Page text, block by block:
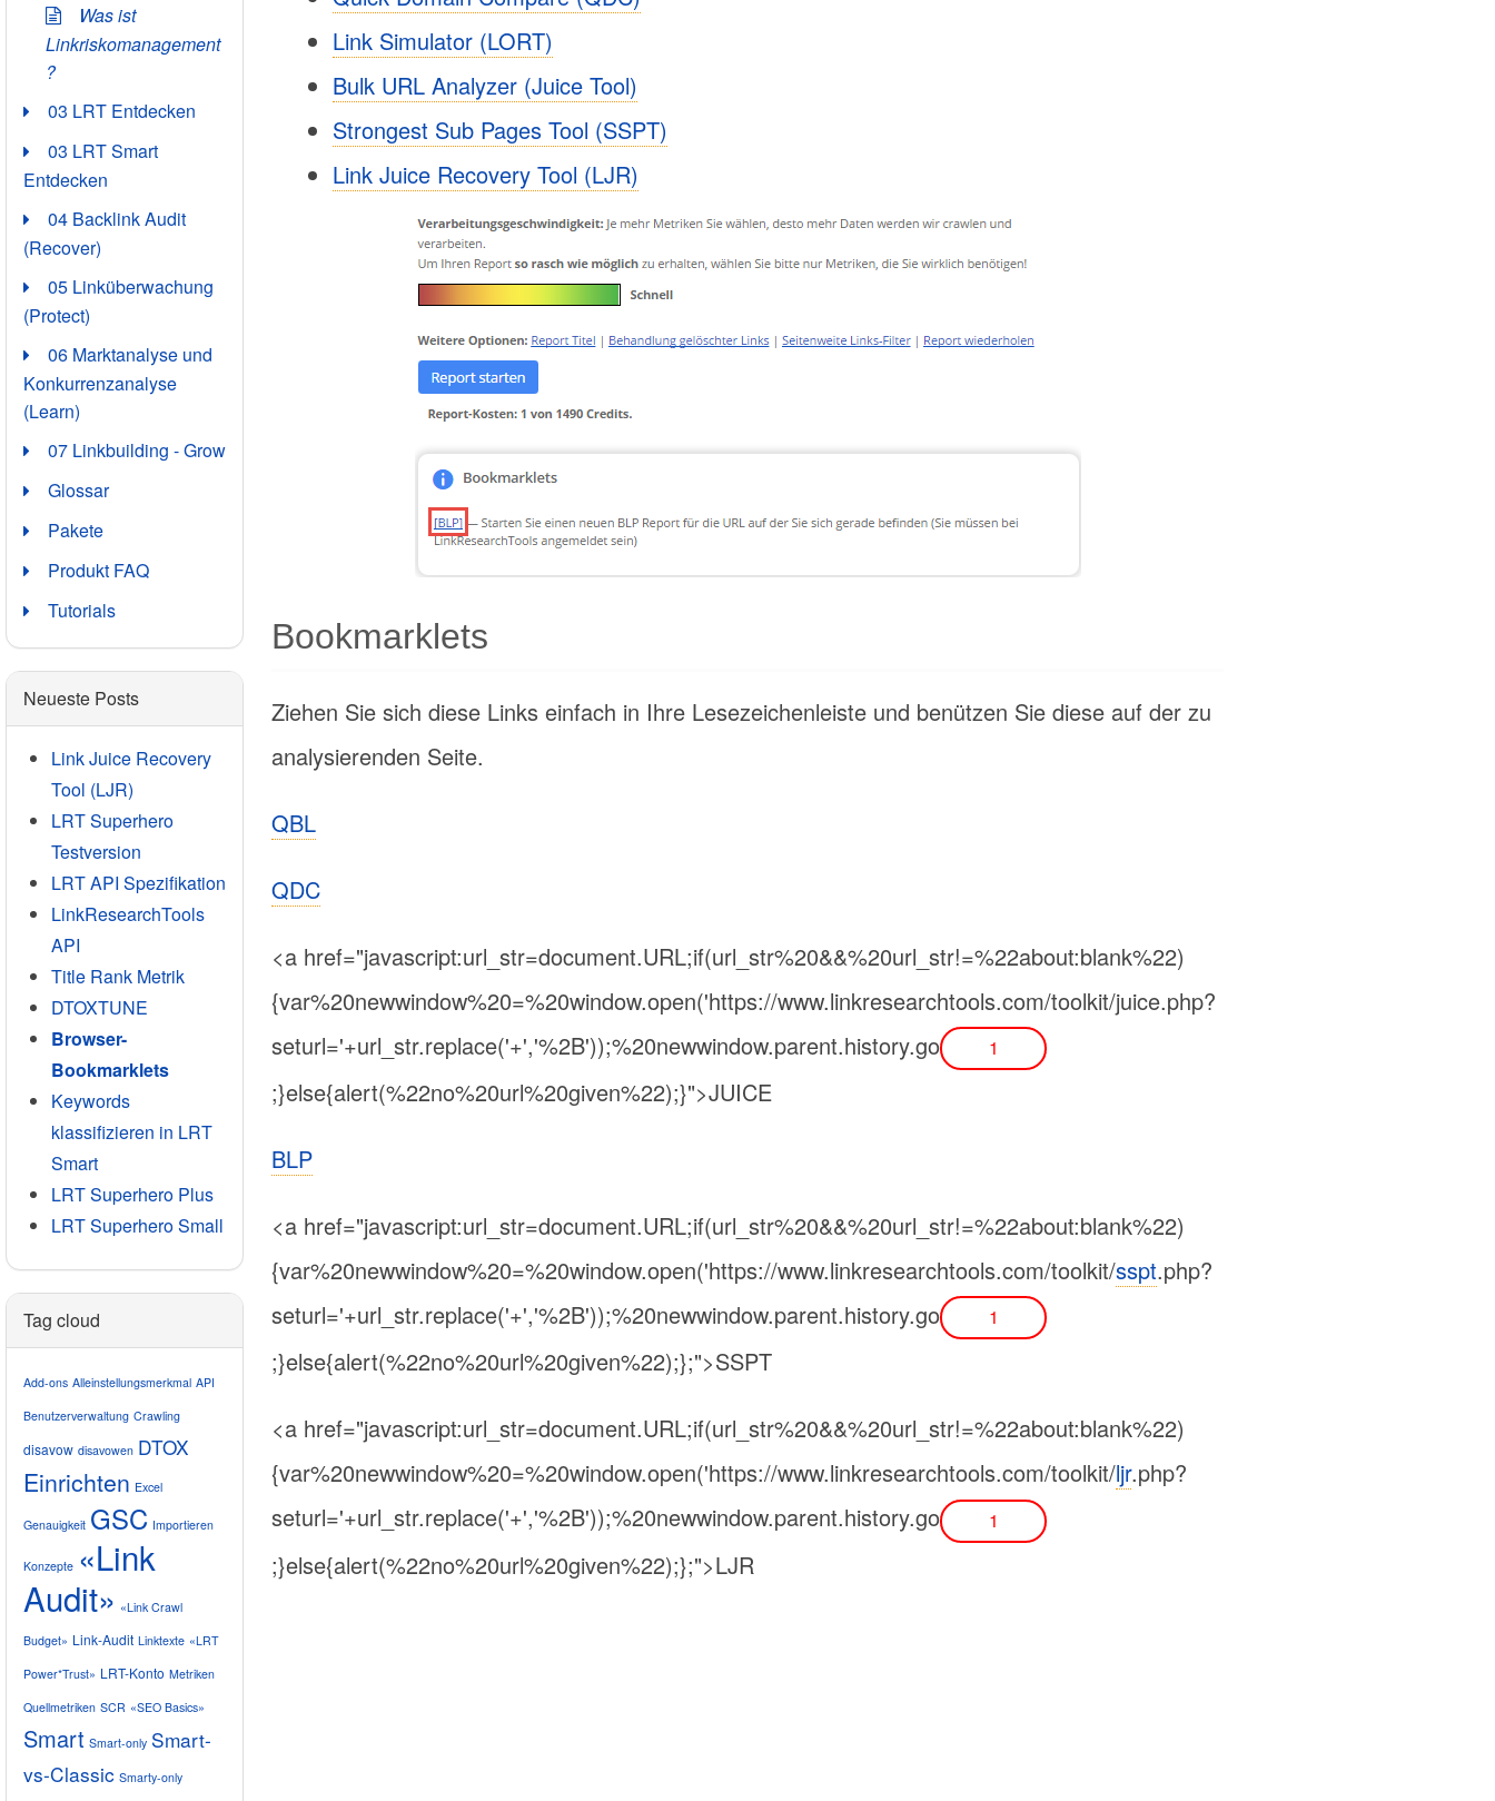
Link Simulator (LORT)
Bulk URL Analyzer (Juice Tool)
Strongest Sub Pages Tool (SSPT)
Link Juice Recovery Tool (LJR)
Bookmarklets
Ziehen Sie sich diese Links einfach in Ihre Lesezeichenleiste und benützen Sie diese auf der zu
analysierenden Seite.
QBL
QDC
<a href="javascript:url_str=document.URL;if(url_str%20&&%20url_str!=%22about:blank%22)
{var%20newwindow%20=%20window.open('https://www.linkresearchtools.com/toolkit/juice.php?
seturl='+url_str.replace('+','%2B'));%20newwindow.parent.history.go
1
;}else{alert(%22no%20url%20given%22);}">JUICE
BLP
<a href="javascript:url_str=document.URL;if(url_str%20&&%20url_str!=%22about:blank%22)
{var%20newwindow%20=%20window.open('https://www.linkresearchtools.com/toolkit/sspt.php?
seturl='+url_str.replace('+','%2B'));%20newwindow.parent.history.go
1
;}else{alert(%22no%20url%20given%22);};">SSPT
<a href="javascript:url_str=document.URL;if(url_str%20&&%20url_str!=%22about:blank%22)
{var%20newwindow%20=%20window.open('https://www.linkresearchtools.com/toolkit/ljr.php?
seturl='+url_str.replace('+','%2B'));%20newwindow.parent.history.go
1
;}else{alert(%22no%20url%20given%22);};">LJR
Was ist
Linkriskomanagement
?
03 LRT Entdecken
03 LRT Smart
Entdecken
04 Backlink Audit
(Recover)
05 Linküberwachung
(Protect)
06 Marktanalyse und
Konkurrenzanalyse
(Learn)
07 Linkbuilding - Grow
Glossar
Pakete
Produkt FAQ
Tutorials
Neueste Posts
Link Juice Recovery
Tool (LJR)
LRT Superhero
Testversion
LRT API Spezifikation
LinkResearchTools
API
Title Rank Metrik
DTOXTUNE
Browser-
Bookmarklets
Keywords
klassifizieren in LRT
Smart
LRT Superhero Plus
LRT Superhero Small
Tag cloud
Add-ons Alleinstellungsmerkmal API
Benutzerverwaltung Crawling
disavow disavowen DTOX
Einrichten Excel
Genauigkeit GSC Importieren
Konzepte «Link
Audit» «Link Crawl
Budget» Link-Audit Linktexte «LRT
Power*Trust» LRT-Konto Metriken
Quellmetriken SCR «SEO Basics»
Smart Smart-only Smart-
vs-Classic Smarty-only